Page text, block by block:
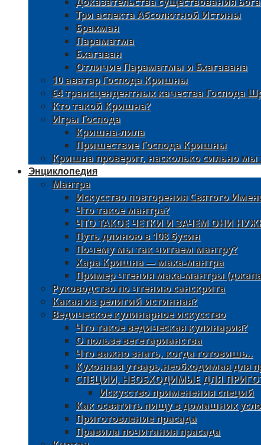
Три аспекта Абсолютной Истины
Брахман
Параматма
Бхагаван
Отличие Параматмы и Бхагавана
10 аватар Господа Кришны
64 трансцендентных качества Господа
Кто такой Кришна?
Игры Господа
Кришна-лила
Пришествие Господа Кришны
Кришна проверит, насколько сильно
Энциклопедия
Мантра
Искусство повторения Святого
Что такое мантра?
ЧТО ТАКОЕ ЧЕТКИ И ЗАЧЕМ ОНИ
Путь длиною в 108 бусин
Почему мы так читаем мантру?
Хара Кришна — маха-мантра
Пример чтения маха-мантры
Руководство по чтению санскрита
Какая из религий истинная?
Ведическое кулинарное искусство
Что такое ведическая кулинария?
О пользе вегетарианства
Что важно знать, когда готовишь..
Кухонная утварь,необходимая для
СПЕЦИИ, НЕОБХОДИМЫЕ ДЛЯ
Искусство применения специй
Как освятить пищу в домашних
Приготовление прасада
Правила почитания прасада